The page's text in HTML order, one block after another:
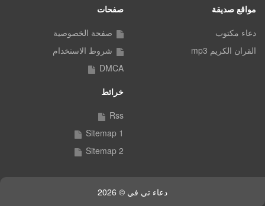
مواقع صديقة
دعاء مكتوب
القران الكريم mp3
صفحات
صفحة الخصوصية
شروط الاستخدام
DMCA
خرائط
Rss
Sitemap 1
Sitemap 2
دعاء تي في © 2026